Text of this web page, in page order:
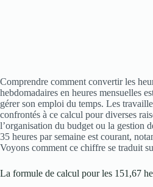
Comprendre comment convertir les
hebdomadaires en heures mensuelles
gérer son emploi du temps. Les
confrontés à ce calcul pour diverses
l’organisation du budget ou la gestion
35 heures par semaine est courant,
Voyons comment ce chiffre se traduit
La formule de calcul pour les 151,67